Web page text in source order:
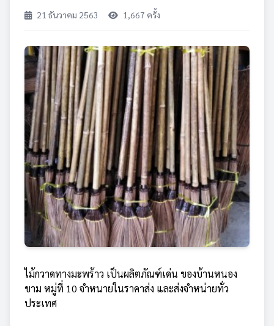
21 ธันวาคม 2563 1,667 ครั้ง
ไม้กวาดทางมะพร้าว เป็นผลิตภัณฑ์เด่น ของบ้านหนอง
ขาม หมู่ที่ 10 จำหนายในราคาส่ง และส่งจำหน่ายทั่ว
ประเทศ